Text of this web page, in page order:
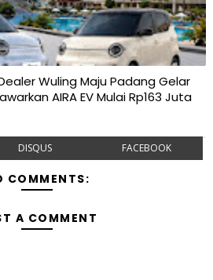
Wuling Maju Padang Gelar
AIRA EV Mulai Rp163 Juta
DISQUS FACEBOOK
COMMENTS:
A COMMENT